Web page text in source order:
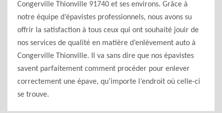
Congerville Thionville 91740 et ses environs. Grâce à
notre équipe d’épavistes professionnels, nous avons su
offrir la satisfaction à tous ceux qui ont souhaité jouir de
nos services de qualité en matière d’enlèvement auto à
Congerville Thionville. Il va sans dire que nos épavistes
savent parfaitement comment procéder pour enlever
correctement une épave, qu’importe l’endroit où celle-ci
se trouve.